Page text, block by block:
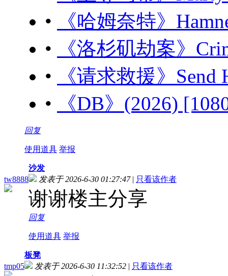
•
《哈姆奈特》
•
《洛杉矶劫案》
•
《请求救援》
•
《DB》(2026)
回复
使用道具 举报
tw8888
沙发
发表于 2026-6-30 01:27:47 | 只看该作者
谢谢楼主分享
回复
使用道具 举报
tmp05
板凳
发表于 2026-6-30 11:32:52 | 只看该作者